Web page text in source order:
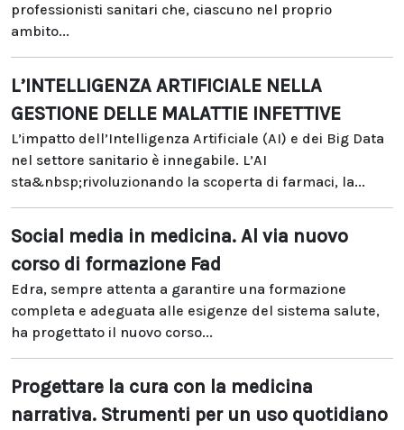
professionisti sanitari che, ciascuno nel proprio
ambito...
L’INTELLIGENZA ARTIFICIALE NELLA
GESTIONE DELLE MALATTIE INFETTIVE
L’impatto dell’Intelligenza Artificiale (AI) e dei Big Data
nel settore sanitario è innegabile. L’AI
sta&nbsp;rivoluzionando la scoperta di farmaci, la...
Social media in medicina. Al via nuovo
corso di formazione Fad
Edra, sempre attenta a garantire una formazione
completa e adeguata alle esigenze del sistema salute,
ha progettato il nuovo corso...
Progettare la cura con la medicina
narrativa. Strumenti per un uso quotidiano